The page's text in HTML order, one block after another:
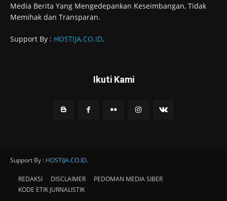
Media Berita Yang Mengedepankan Keseimbangan, Tidak
Memihak dan Transparan.
Support By : HOSTIJA.CO.ID.
Ikuti Kami
Support By : HOSTIJA.CO.ID.
REDAKSI DISCLAIMER
PEDOMAN MEDIA SIBER
KODE ETIK JURNALISTIK